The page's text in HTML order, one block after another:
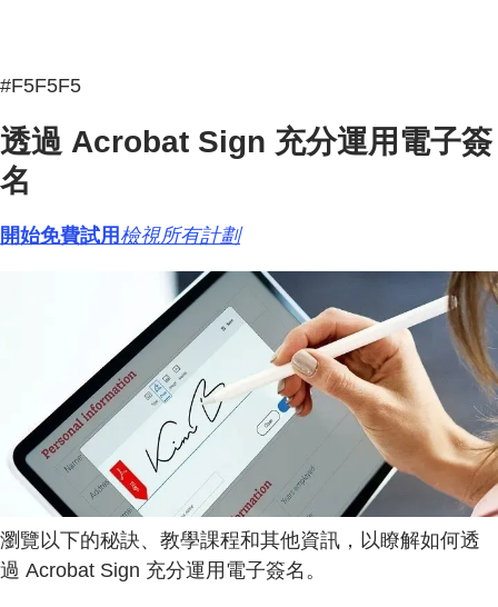
#F5F5F5
透過 Acrobat Sign 充分運用電子簽
名
開始免費試用 檢視所有計劃
瀏覽以下的秘訣、教學課程和其他資訊，以瞭解如何透
過 Acrobat Sign 充分運用電子簽名。